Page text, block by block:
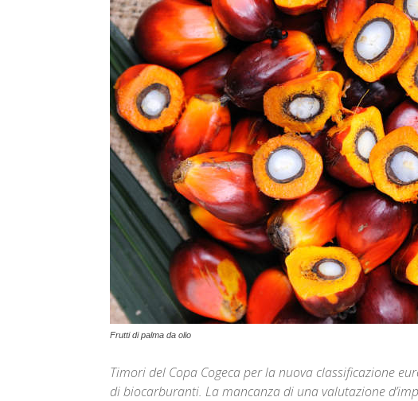
Frutti di palma da olio
Timori del Copa Cogeca per la nuova classificazione
di biocarburanti. La mancanza di una valutazione